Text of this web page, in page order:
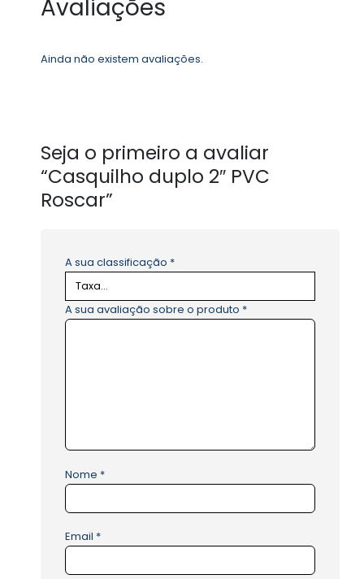
Avaliações
Ainda não existem avaliações.
Seja o primeiro a avaliar
“Casquilho duplo 2″ PVC
Roscar”
A sua classificação *
A sua avaliação sobre o produto *
Nome *
Email *